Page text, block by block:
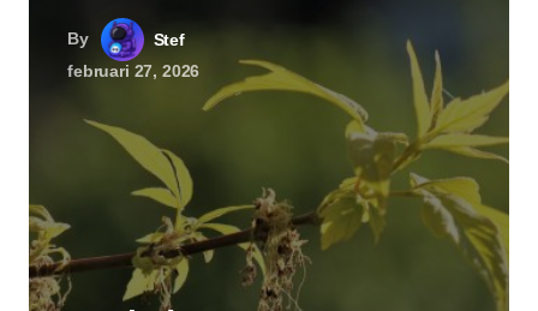
By
Stef
februari 27, 2026